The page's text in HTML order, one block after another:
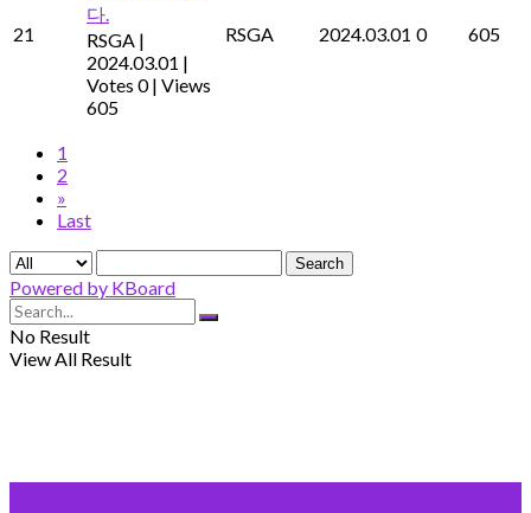
21
다.
RSGA |
2024.03.01 |
Votes 0 | Views
605
RSGA 2024.03.01 0 605
1
2
»
Last
Search
Powered by KBoard
No Result
View All Result